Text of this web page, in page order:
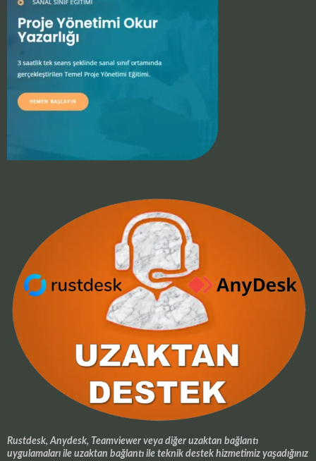
Rustdesk, Anydesk, Teamviewer veya diğer uzaktan bağlantı
uygulamaları ile uzaktan bağlantı ile teknik destek hizmetimiz yaşadığınız